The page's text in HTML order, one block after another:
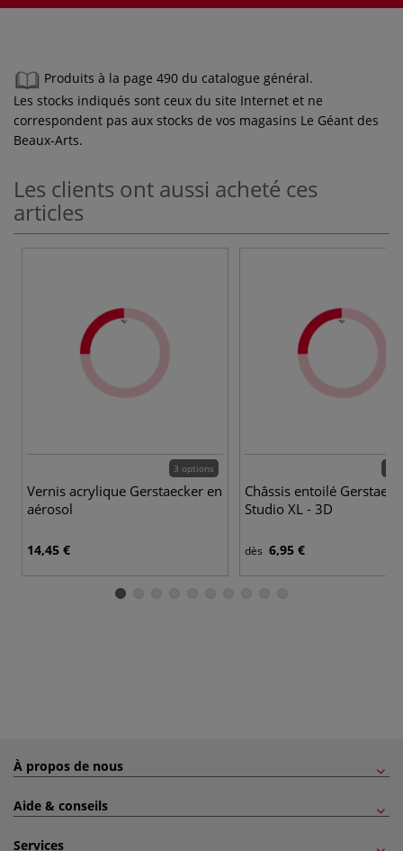
Produits à la page 490 du catalogue général.
Les stocks indiqués sont ceux du site Internet et ne
correspondent pas aux stocks de vos magasins Le Géant des
Beaux-Arts.
Les clients ont aussi acheté ces
articles
3 options
Vernis acrylique Gerstaecker en
aérosol
14,45 €
Châssis entoilé
Studio XL - 3D
dès 6,95 €
À propos de nous
Aide & conseils
Services